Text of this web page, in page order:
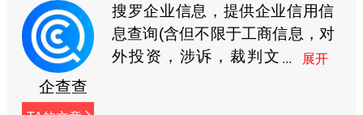
企查查
搜罗企业信息，提供企业信用信
息查询(含但不限于工商信息，对
外投资，涉诉，裁判文